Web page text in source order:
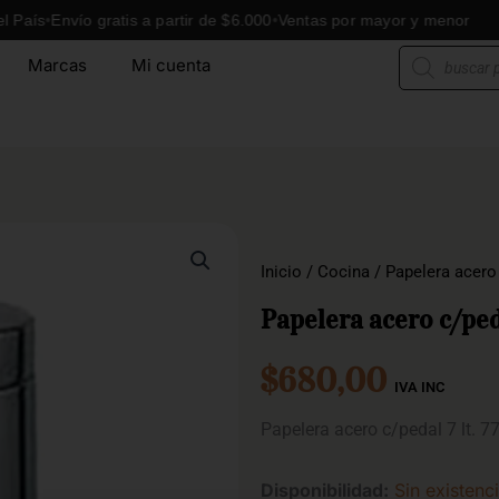
Envío gratis a partir de $6.000 Ventas por mayor y menor
Marcas Mi cuenta
Búsqueda
Inicio / Cocina / Papelera
Papelera acero c/
$680,00 IVA INC
Disponibilidad: Sin